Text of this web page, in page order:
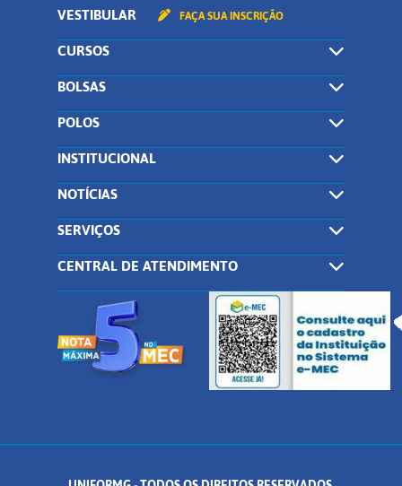
VESTIBULAR FAÇA SUA INSCRIÇÃO
CURSOS
BOLSAS
POLOS
INSTITUCIONAL
NOTÍCIAS
SERVIÇOS
CENTRAL DE ATENDIMENTO